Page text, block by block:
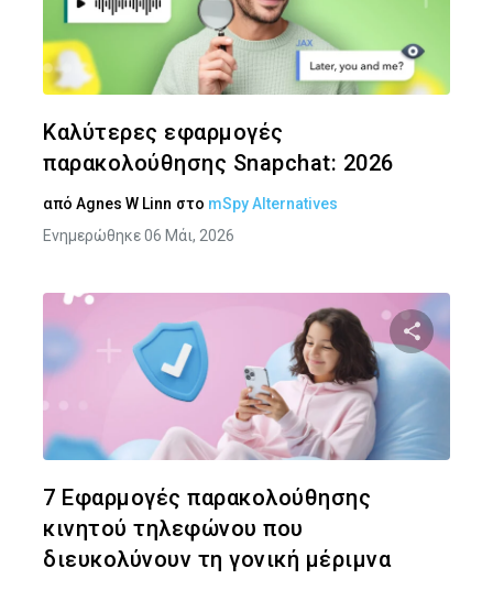
Καλύτερες εφαρμογές
παρακολούθησης Snapchat: 2026
από Agnes W Linn στο mSpy Alternatives
Ενημερώθηκε 06 Μάι, 2026
7 Εφαρμογές παρακολούθησης
κινητού τηλεφώνου που
διευκολύνουν τη γονική μέριμνα